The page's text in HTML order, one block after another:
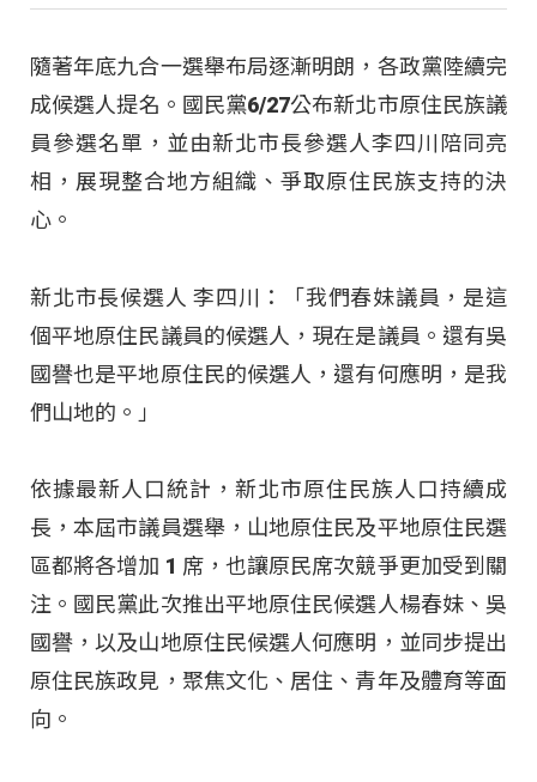
隨著年底九合一選舉布局逐漸明朗，各政黨陸續完
成候選人提名。國民黨6/27公布新北市原住民族議
員參選名單，並由新北市長參選人李四川陪同亮
相，展現整合地方組織、爭取原住民族支持的決
心。
新北市長候選人 李四川：「我們春妹議員，是這
個平地原住民議員的候選人，現在是議員。還有吳
國譽也是平地原住民的候選人，還有何應明，是我
們山地的 。」
依據最新人口統計，新北市原住民族人口持續成
長，本屆市議員選舉，山地原住民及平地原住民選
區都將各增加 1 席，也讓原民席次競爭更加受到關
注 。國民黨此次推出平地原住民候選人楊春妹、吳
國譽，以及山地原住民候選人何應明，並同步提出
原住民族政見，聚焦文化、居住、青年及體育等面
向 。